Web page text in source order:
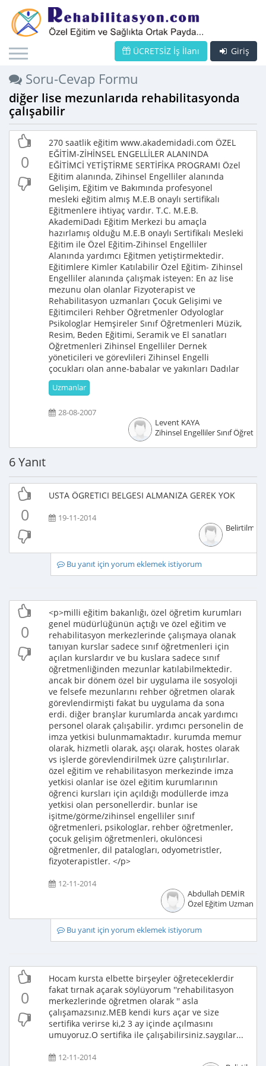
Giriş
ÜCRETSİZ İş İlanı
Soru-Cevap Formu
diğer lise mezunlarıda rehabilitasyonda
çalışabilir
0
270 saatlik eğitim www.akademidadi.com ÖZEL
EĞİTİM-ZİHİNSEL ENGELLİLER ALANINDA
EĞİTİMCİ YETİŞTİRME SERTİFİKA PROGRAMI Özel
Eğitim alanında, Zihinsel Engelliler alanında
Gelişim, Eğitim ve Bakımında profesyonel
mesleki eğitim almış M.E.B onaylı sertifikalı
Eğitmenlere ihtiyaç vardır. T.C. M.E.B.
AkademiDadı Eğitim Merkezi bu amaçla
hazırlamış olduğu M.E.B onaylı Sertifikalı Mesleki
Eğitim ile Özel Eğitim-Zihinsel Engelliler
Alanında yardımcı Eğitmen yetiştirmektedir.
Eğitimlere Kimler Katılabilir Özel Eğitim- Zihinsel
Engelliler alanında çalışmak isteyen: En az lise
mezunu olan olanlar Fizyoterapist ve
Rehabilitasyon uzmanları Çocuk Gelişimi ve
Eğitimcileri Rehber Öğretmenler Odyologlar
Psikologlar Hemşireler Sınıf Öğretmenleri Müzik,
Resim, Beden Eğitimi, Seramik ve El sanatları
Öğretmenleri Zihinsel Engelliler Dernek
yöneticileri ve görevlileri Zihinsel Engelli
çocukları olan anne-babalar ve yakınları Dadılar
Uzmanlar
28-08-2007
Levent KAYA
Zihinsel Engelliler Sınıf
6 Yanıt
0
USTA ÖGRETICI BELGESI ALMANIZA GEREK YOK
19-11-2014
Bu yanıt için yorum eklemek istiyorum
0
<p>milli eğitim bakanlığı, özel öğretim kurumları
genel müdürlüğünün açtığı ve özel eğitim ve
rehabilitasyon merkezlerinde çalışmaya olanak
tanıyan kurslar sadece sınıf öğretmenleri için
açılan kurslardır ve bu kuslara sadece sınıf
öğretmenliğinden mezunlar katılabilmektedir.
ancak bir dönem özel bir uygulama ile sosyoloji
ve felsefe mezunlarını rehber öğretmen olarak
görevlendirmişti fakat bu uygulama da sona
erdi. diğer branşlar kurumlarda ancak yardımcı
personel olarak çalışabilir. yrdımcı personelin de
imza yetkisi bulunmamaktadır. kurumda memur
olarak, hizmetli olarak, aşçı olarak, hostes olarak
vs işlerde görevlendirilmek üzre çalıştırılırlar.
özel eğitim ve rehabilitasyon merkezinde imza
yetkisi olanlar ise özel eğitim kurumlarının
öğrenci kursları için açıldığı modüllerde imza
yetkisi olan personellerdir. bunlar ise
işitme/görme/zihinsel engelliler sınıf
öğretmenleri, psikologlar, rehber öğretmenler,
çocuk gelişim öğretmenleri, okulöncesi
öğretmenler, dil patalogları, odyometristler,
fizyoterapistler. </p>
12-11-2014
Abdullah DEMİR
Özel Eğitim Uzmanı
Bu yanıt için yorum eklemek istiyorum
0
Hocam kursta elbette birşeyler öğreteceklerdir
fakat tırnak açarak söylüyorum ''rehabilitasyon
merkezlerinde öğretmen olarak '' asla
çalışamazsınız.MEB kendi kurs açar ve size
sertifika verirse ki,2 3 ay içinde açılmasını
umuyoruz.O sertifika ile çalışabilirsiniz.saygılar...
12-11-2014